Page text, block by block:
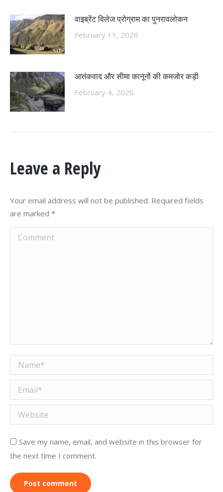
वाइब्रेंट विलेज प्रोग्राम का पुनरावलोकन
February 11, 2026
आतंकवाद और सीमा कानूनों की कमजोर कड़ी
February 4, 2026
Leave a Reply
Your email address will not be published. Required fields
are marked *
Comment
Name *
Email *
Website
Save my name, email, and website in this browser for
the next time I comment.
Post comment